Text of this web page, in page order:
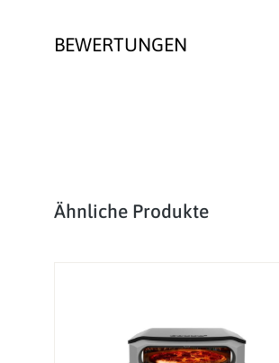
BEWERTUNGEN
Produktgalerie überspringen
Ähnliche Produkte